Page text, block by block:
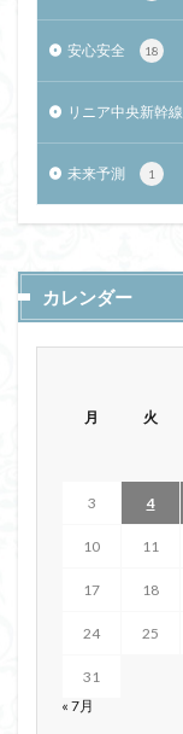
安心安全 18
リニア中央新幹線
未来予測 1
カレンダー
月 火
3 4
10 11
17 18
24 25
31
« 7月